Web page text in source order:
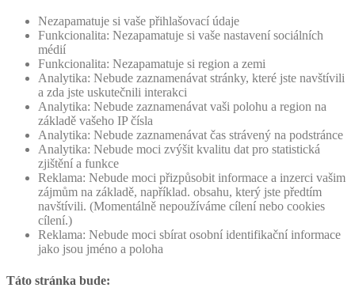
Nezapamatuje si vaše přihlašovací údaje
Funkcionalita: Nezapamatuje si vaše nastavení sociálních
médií
Funkcionalita: Nezapamatuje si region a zemi
Analytika: Nebude zaznamenávat stránky, které jste navštívili
a zda jste uskutečnili interakci
Analytika: Nebude zaznamenávat vaši polohu a region na
základě vašeho IP čísla
Analytika: Nebude zaznamenávat čas strávený na podstránce
Analytika: Nebude moci zvýšit kvalitu dat pro statistická
zjištění a funkce
Reklama: Nebude moci přizpůsobit informace a inzerci vašim
zájmům na základě, například. obsahu, který jste předtím
navštívili. (Momentálně nepoužíváme cílení nebo cookies
cílení.)
Reklama: Nebude moci sbírat osobní identifikační informace
jako jsou jméno a poloha
Táto stránka bude: